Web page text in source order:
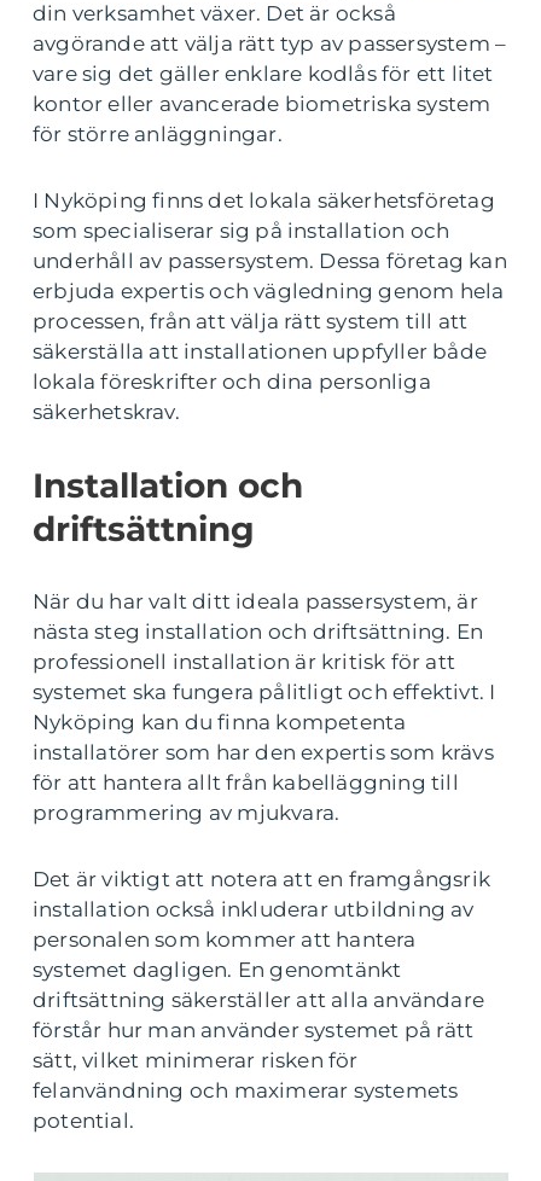
din verksamhet växer. Det är också
avgörande att välja rätt typ av passersystem –
vare sig det gäller enklare kodlås för ett litet
kontor eller avancerade biometriska system
för större anläggningar.
I Nyköping finns det lokala säkerhetsföretag
som specialiserar sig på installation och
underhåll av passersystem. Dessa företag kan
erbjuda expertis och vägledning genom hela
processen, från att välja rätt system till att
säkerställa att installationen uppfyller både
lokala föreskrifter och dina personliga
säkerhetskrav.
Installation och
driftsättning
När du har valt ditt ideala passersystem, är
nästa steg installation och driftsättning. En
professionell installation är kritisk för att
systemet ska fungera pålitligt och effektivt. I
Nyköping kan du finna kompetenta
installatörer som har den expertis som krävs
för att hantera allt från kabelläggning till
programmering av mjukvara.
Det är viktigt att notera att en framgångsrik
installation också inkluderar utbildning av
personalen som kommer att hantera
systemet dagligen. En genomtänkt
driftsättning säkerställer att alla användare
förstår hur man använder systemet på rätt
sätt, vilket minimerar risken för
felanvändning och maximerar systemets
potential.